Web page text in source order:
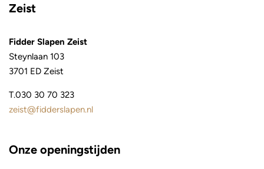
Zeist
Fidder Slapen Zeist
Steynlaan 103
3701 ED Zeist
T.030 30 70 323
zeist@fidderslapen.nl
Onze openingstijden